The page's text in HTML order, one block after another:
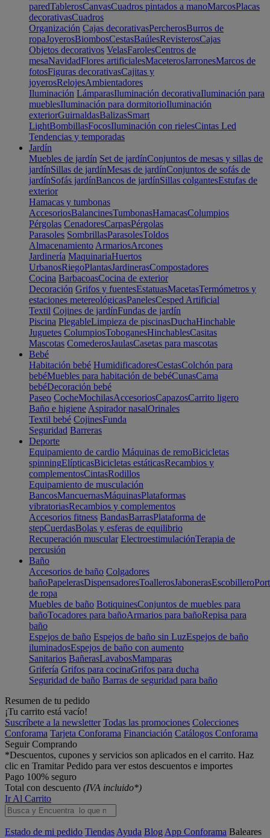
paredTablerosCanvasCuadros pintados a manoMarcosPlacas
decorativasCuadros
Organización Cajas decorativasPercherosBurros de
ropaJoyerosBiombosCestasBaúlesRevisterosCajas
Objetos decorativos VelasFarolesCentros de
mesaNavidadFlores artificialesMaceterosJarronesMarcos de
fotosFiguras decorativasCajitas y
joyerosRelojesAmbientadores
Iluminación LámparasIluminación decorativaIluminación para
mueblesIluminación para dormitorioIluminación
exteriorGuirnaldasBalizasSmart
LightBombillasFocosIluminación con rielesCintas Led
Tendencias y temporadas
Jardín
Muebles de jardín Set de jardínConjuntos de mesas y sillas de
jardínSillas de jardínMesas de jardínConjuntos de sofás de
jardínSofás jardínBancos de jardínSillas colgantesEstufas de
exterior
Hamacas y tumbonas
AccesoriosBalancinesTumbonasHamacasColumpios
Pérgolas CenadoresCarpasPérgolas
Parasoles SombrillasParasolesToldos
Almacenamiento ArmariosArcones
Jardinería MaquinariaHuertos
UrbanosRiegoPlantasJardinerasCompostadores
Cocina BarbacoasCocina de exterior
Decoración Grifos y fuentesEstatuasMacetasTermómetros y
estaciones metereológicasPanelesCesped Artificial
Textil Cojines de jardínFundas de jardín
Piscina PlegableLimpieza de piscinasDuchaHinchable
Juguetes ColumpiosToboganesHinchablesCasitas
Mascotas ComederosJaulasCasetas para mascotas
Bebé
Habitación bebé HumidificadoresCestasColchón para
bebéMuebles para habitación de bebéCunasCama
bebéDecoración bebé
Paseo CocheMochilasAccesoriosCapazosCarrito ligero
Baño e higiene Aspirador nasalOrinales
Textil bebé CojinesFunda
Seguridad Barreras
Deporte
Equipamiento de cardio Máquinas de remoBicicletas
spinningElípticasBicicletas estáticasRecambios y
complementosCintasRodillos
Equipamiento de musculación
BancosMancuernasMáquinasPlataformas
vibratoriasRecambios y complementos
Accesorios fitness BandasBarrasPlataforma de
stepCuerdasBolas y esferas de equilibrio
Recuperación muscular ElectroestimulaciónTerapia de
percusión
Baño
Accesorios de baño Colgadores
bañoPapelerasDispensadoresToallerosJabonerasEscobillero
de ropa
Muebles de baño BotiquinesConjuntos de muebles para
bañoTocadores para bañoArmarios para bañoRepisa para
baño
Espejos de baño Espejos de baño sin LuzEspejos de baño
iluminadosEspejos de baño con aumento
Sanitarios BañerasLavabosMamparas
Grifería Grifos para cocinaGrifos para ducha
Seguridad de baño Barras de seguridad para baño
Resumen de tu pedido
¡Tu carrito está vacío!
Suscríbete a la newsletter Todas las promociones Colecciones
Conforama Tarjeta Conforama Financiación Catálogos Conforama
Seguir Comprando
*Descuentos, cupones y servicios son aplicados en el carrito. Haz
clic en Tramitar Pedido para ver estos descuentos e importes
Pago 100% seguro
Total con descuento (IVA incluido*)
Ir Al Carrito
Estado de mi pedido Tiendas Ayuda Blog App Conforama Baleares